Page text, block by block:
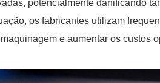
potencialmente danificando
os fabricantes utilizam
e aumentar os custos